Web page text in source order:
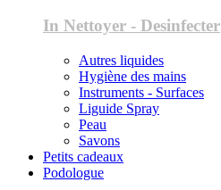
In Nettoyer - Desinfecter
Autres liquides
Hygiène des mains
Instruments - Surfaces
Liguide Spray
Peau
Savons
Petits cadeaux
Podologue